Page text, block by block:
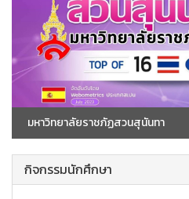
มหาวิทยาลัยราชภัฏสวนสุนันทา
กิจกรรมนักศึกษา